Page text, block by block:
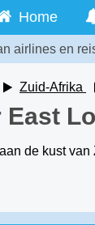
Home
airlines en
Zuid-Afrika
East
de kust